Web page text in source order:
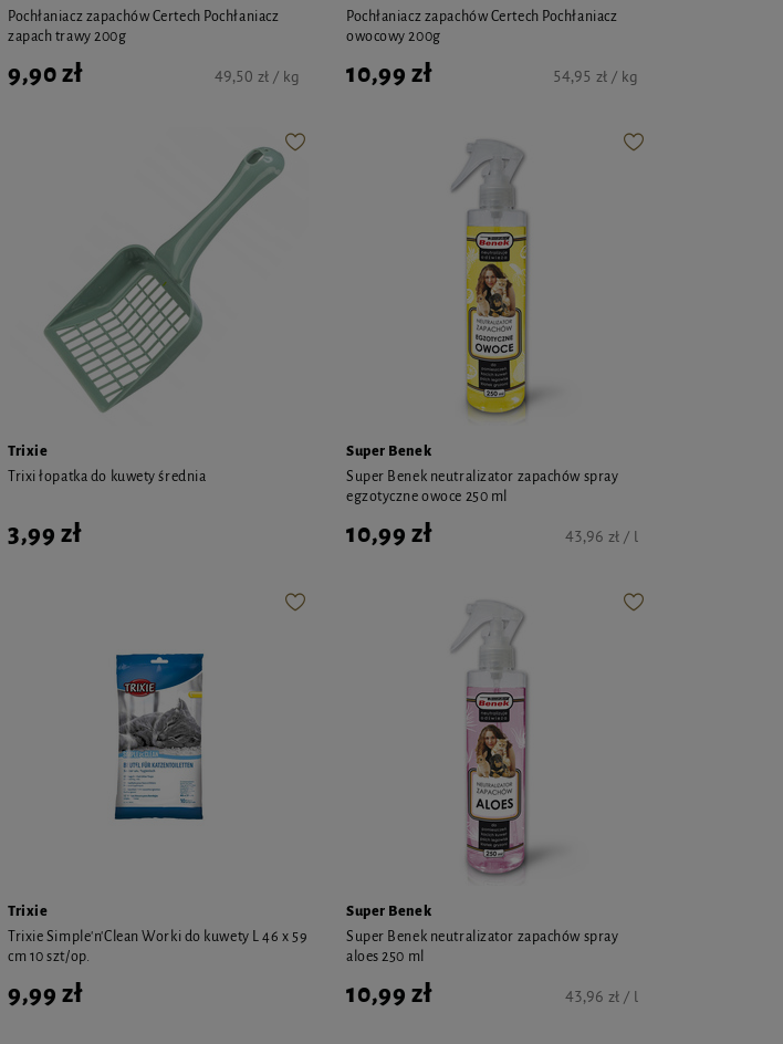
Pochłaniacz zapachów Certech Pochłaniacz
zapach trawy 200g
9,90 zł 49,50 zł / kg
Pochłaniacz zapachów Certech Pochłaniacz
owocowy 200g
10,99 zł 54,95 zł / kg
Trixie
Trixi łopatka do kuwety średnia
3,99 zł
Super Benek
Super Benek neutralizator zapachów spray
egzotyczne owoce 250 ml
10,99 zł 43,96 zł / l
Trixie
Trixie Simple'n'Clean Worki do kuwety L 46 x 59
cm 10 szt/op.
9,99 zł
Super Benek
Super Benek neutralizator zapachów spray
aloes 250 ml
10,99 zł 43,96 zł / l